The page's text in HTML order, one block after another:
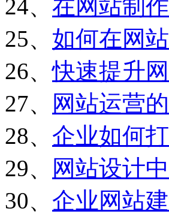
24、 在网站制
25、 如何在网
26、快速提升
27、
网站运营
28、 企业如何
29、
网站设计
30、 企业网站